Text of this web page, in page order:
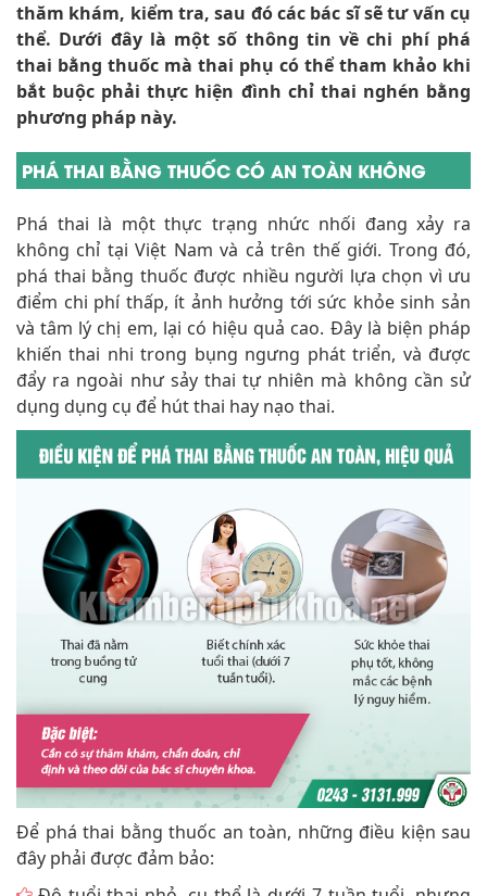
thăm khám, kiểm tra, sau đó các bác sĩ sẽ tư vấn cụ
thể. Dưới đây là một số thông tin về chi phí phá
thai bằng thuốc mà thai phụ có thể tham khảo khi
bắt buộc phải thực hiện đình chỉ thai nghén bằng
phương pháp này.
PHÁ THAI BẰNG THUỐC CÓ AN TOÀN KHÔNG
Phá thai là một thực trạng nhức nhối đang xảy ra
không chỉ tại Việt Nam và cả trên thế giới. Trong đó,
phá thai bằng thuốc được nhiều người lựa chọn vì ưu
điểm chi phí thấp, ít ảnh hưởng tới sức khỏe sinh sản
và tâm lý chị em, lại có hiệu quả cao. Đây là biện pháp
khiến thai nhi trong bụng ngưng phát triển, và được
đẩy ra ngoài như sảy thai tự nhiên mà không cần sử
dụng dụng cụ để hút thai hay nạo thai.
Để phá thai bằng thuốc an toàn, những điều kiện sau
đây phải được đảm bảo: